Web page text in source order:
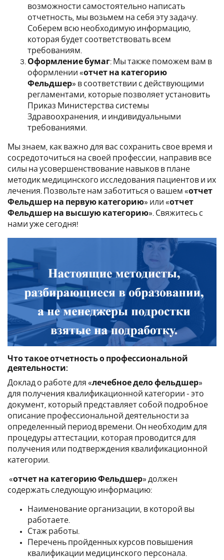
возможности самостоятельно написать
отчетность, мы возьмем на себя эту задачу.
Соберем всю необходимую информацию,
которая будет соответствовать всем
требованиям.
Оформление бумаг: Мы также поможем вам в
оформлении «отчет на категорию
Фельдшер» в соответствии с действующими
регламентами, которые позволяет установить
Приказ Министерства системы
Здравоохранения, и индивидуальными
требованиями.
Мы знаем, как важно для вас сохранить свое время и
сосредоточиться на своей профессии, направив все
силы на усовершенствование навыков в плане
методик медицинского исследования пациентов и их
лечения. Позвольте нам заботиться о вашем «отчет
Фельдшер на первую категорию» или «отчет
Фельдшер на высшую категорию». Свяжитесь с
нами уже сегодня!
Что такое отчетность о профессиональной
деятельности:
Доклад о работе для «лечебное дело фельдшер»
для получения квалификационной категории - это
документ, который представляет собой подробное
описание профессиональной деятельности за
определенный период времени. Он необходим для
процедуры аттестации, которая проводится для
получения или подтверждения квалификационной
категории.
«отчет на категорию Фельдшер» должен
содержать следующую информацию:
Наименование организации, в которой вы
работаете.
Стаж работы.
Перечень пройденных курсов повышения
квалификации медицинского персонала.